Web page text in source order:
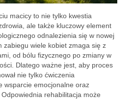
macicy to nie tylko kwestia
ale także kluczowy element
odnalezienia się w nowej
zabiegu wiele kobiet zmaga się z
od bólu fizycznego po zmiany w
Dlatego ważne jest, aby proces
nie tylko ćwiczenia
wsparcie emocjonalne oraz
rehabilitacja może